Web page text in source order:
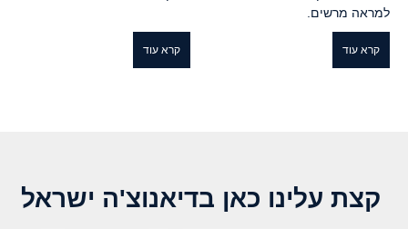
למראה מרשים.
קרא עוד קרא עוד
קצת עלינו כאן בדיאנוצ'ה ישראל